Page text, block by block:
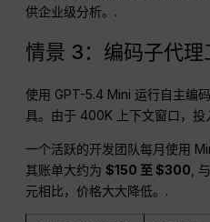
供企业级分析。.
情景 3：编码子代理
使用 GPT-5.4 Mini 运行自主编
具。由于 400K 上下文窗口，投
一个活跃的开发团队每月使用
其账单大约为$150 至 $300 ,
元相比，价格大大降低。.